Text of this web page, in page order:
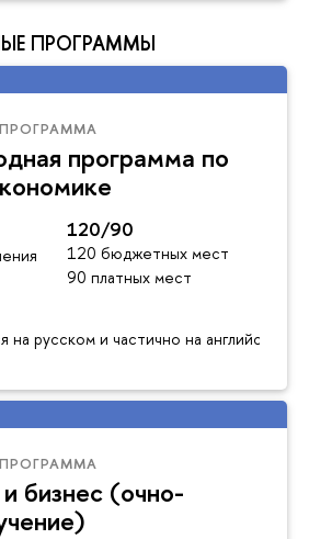
ПРОГРАММЫ
программа по
120/90
120 бюджетных мест
90 платных мест
русском и частично на английском
бизнес (очно-